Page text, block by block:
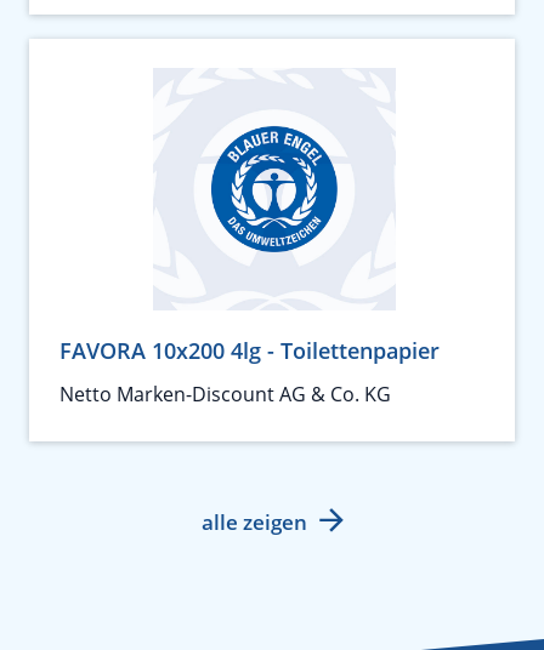
FAVORA 10x200 4lg - Toilettenpapier
Netto Marken-Discount AG & Co. KG
alle zeigen